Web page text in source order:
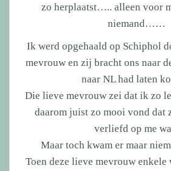
zo herplaatst….. alleen voor
niemand……
Ik werd opgehaald op Schiphol
mevrouw en zij bracht ons naar
naar NL had laten
Die lieve mevrouw zei dat ik zo
daarom juist zo mooi vond dat
verliefd op me
Maar toch kwam er maar
Toen deze lieve mevrouw enkele